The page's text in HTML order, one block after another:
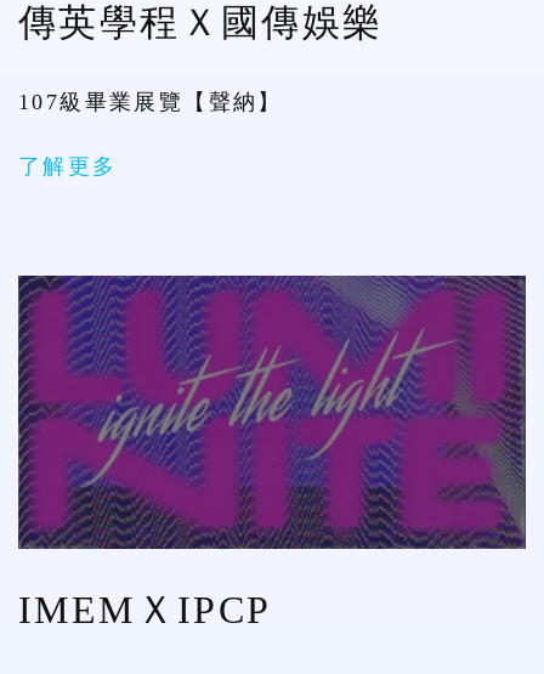
傳英學程Ｘ國傳娛樂
107級畢業展覽【聲納】
了解更多
IMEMＸIPCP